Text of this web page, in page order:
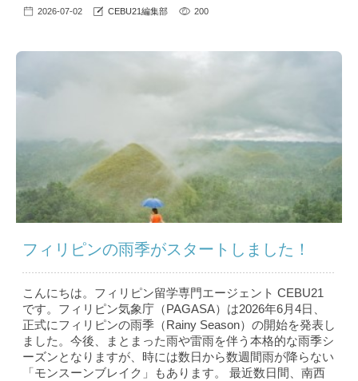
2026-07-02 CEBU21編集部 200
フィリピンの雨季がスタートしました！
こんにちは。フィリピン留学専門エージェント CEBU21
です。フィリピン気象庁（PAGASA）は2026年6月4日、
正式にフィリピンの雨季（Rainy Season）の開始を発表し
ました。今後、まとまった雨や雷雨を伴う本格的な雨季シ
ーズンとなりますが、時には数日から数週間雨が降らない
「モンスーンブレイク」もあります。 最近数日間、南西